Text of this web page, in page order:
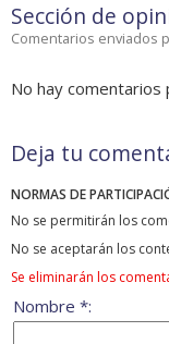
Sección de
Comentarios enviados
No hay
Deja tu
NORMAS DE
No se permitirán los
No se aceptarán los
Se eliminarán los
Nombre *: